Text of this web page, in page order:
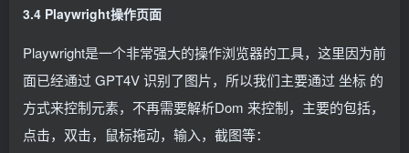
3.4 Playwright操作页面
Playwright是一个非常强大的操作浏览器的工具，这里因为前
面已经通过 GPT4V 识别了图片，所以我们主要通过 坐标 的
方式来控制元素，不再需要解析Dom 来控制，主要的包括，
点击，双击，鼠标拖动，输入，截图等：